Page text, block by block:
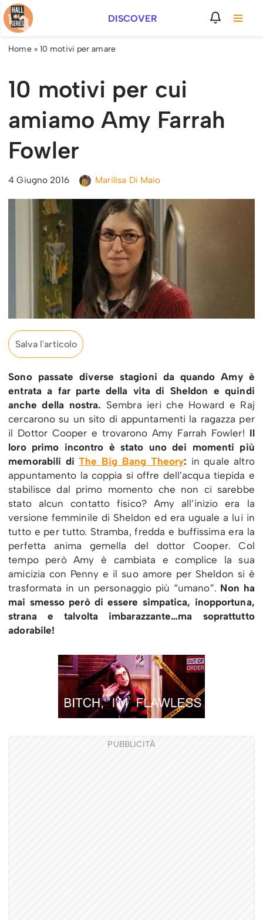
Vai
al
DISCOVER
Home» 10 motivi per amare
10 motivi per cui
amiamo Amy Farrah
Fowler
4 Giugno 2016 Marilisa Di Maio
Salva l'articolo
Sono passate diverse stagioni da quando Amy è
entrata a far parte della vita di Sheldon e quindi
anche della nostra. Sembra ieri che Howard e Raj
cercarono su un sito di appuntamenti la ragazza per
il Dottor Cooper e trovarono Amy Farrah Fowler! Il
loro primo incontro è stato uno dei momenti più
memorabili diThe Big Bang Theory: in quale altro
appuntamento la coppia si offre dell’acqua tiepida e
stabilisce dal primo momento che non ci sarebbe
stato alcun contatto fisico? Amy all’inizio era la
versione femminile di Sheldon ed era uguale a lui in
tutto e per tutto. Stramba, fredda e buffissima era la
perfetta anima gemella del dottor Cooper. Col
tempo però Amy è cambiata e complice la sua
amicizia con Penny e il suo amore per Sheldon si è
trasformata in un personaggio più “umano”. Non ha
mai smesso però di essere simpatica, inopportuna,
strana e talvolta imbarazzante…ma soprattutto
adorabile!
PUBBLICITÀ